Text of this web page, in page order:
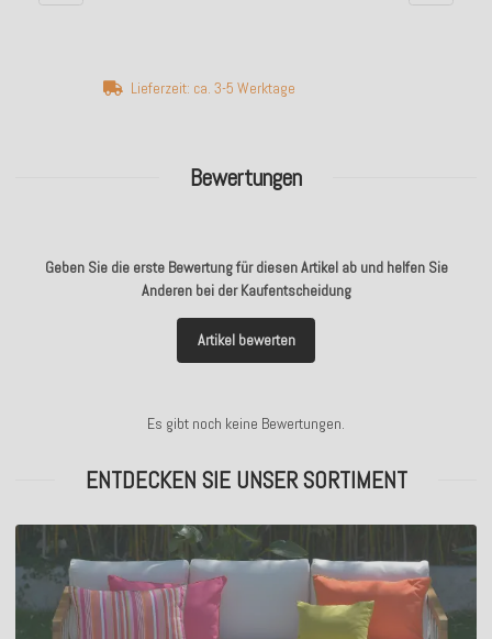
Bewertungen
Geben Sie die erste Bewertung für diesen Artikel ab und helfen Sie
Anderen bei der Kaufentscheidung
Artikel bewerten
Es gibt noch keine Bewertungen.
Lieferzeit: ca. 3-5 Werktage
ENTDECKEN SIE UNSER SORTIMENT